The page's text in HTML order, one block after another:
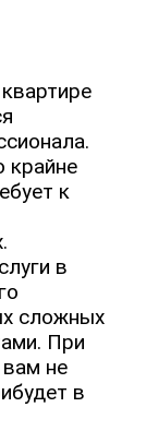
крайне
к
в
сложных
При
не
в